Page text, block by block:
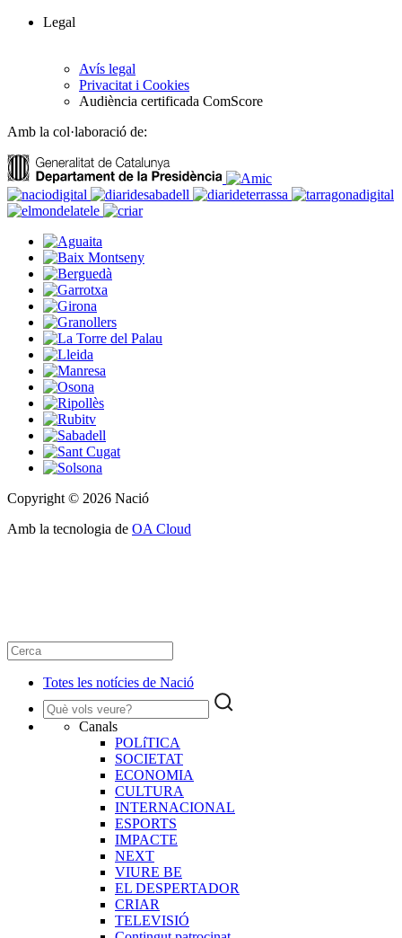
Legal
Avís legal
Privacitat i Cookies
Audiència certificada ComScore
Amb la col·laboració de:
Copyright © 2026 Nació
Amb la tecnologia de OA Cloud
Totes les notícies de Nació
Canals
POLíTICA
SOCIETAT
ECONOMIA
CULTURA
INTERNACIONAL
ESPORTS
IMPACTE
NEXT
VIURE BE
EL DESPERTADOR
CRIAR
TELEVISIÓ